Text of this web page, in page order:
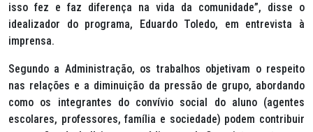
isso fez e faz diferença na vida da comunidade”, disse o
idealizador do programa, Eduardo Toledo, em entrevista à
imprensa.
Segundo a Administração, os trabalhos objetivam o respeito
nas relações e a diminuição da pressão de grupo, abordando
como os integrantes do convívio social do aluno (agentes
escolares, professores, família e sociedade) podem contribuir